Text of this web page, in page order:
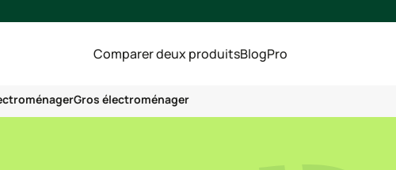
Comparer deux produitsBlogPro
Gros électroménager